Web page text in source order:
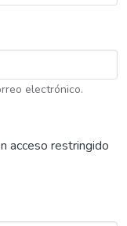
electrónico.
acceso restringido